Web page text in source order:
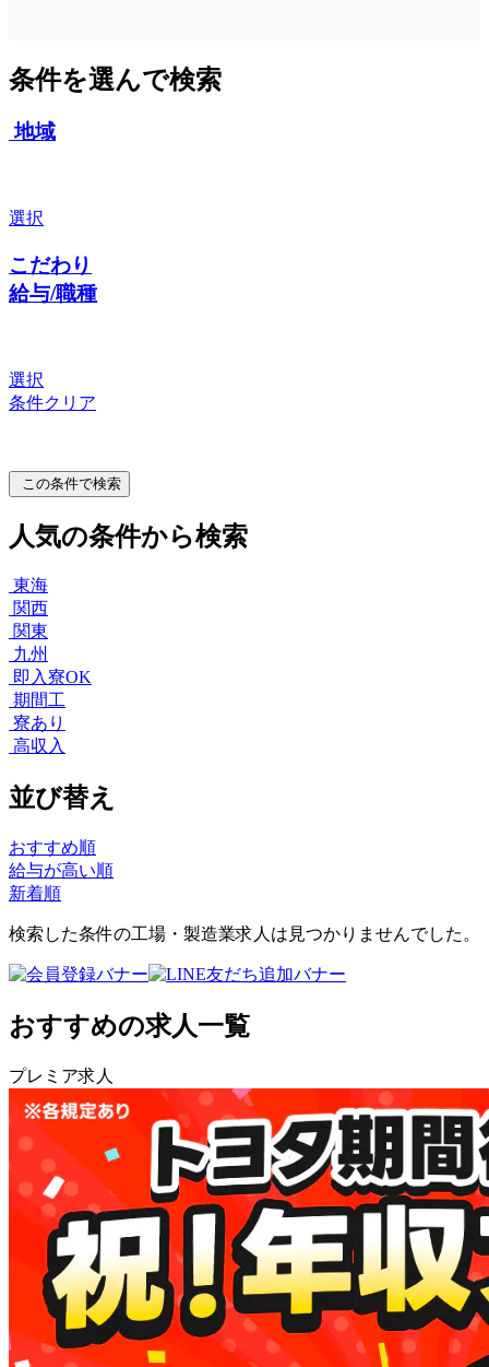
条件を選んで検索
地域
選択
こだわり
給与/職種
選択
条件クリア
この条件で検索
人気の条件から検索
東海
関西
関東
九州
即入寮OK
期間工
寮あり
高収入
並び替え
おすすめ順
給与が高い順
新着順
検索した条件の工場・製造業求人は見つかりませんでした。
おすすめの求人一覧
プレミア求人